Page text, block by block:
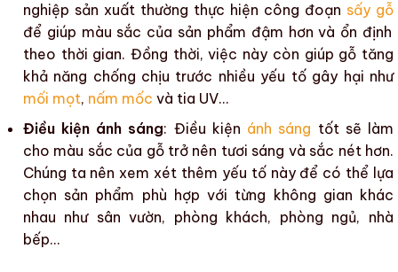
nghiệp sản xuất thường thực hiện công đoạn sấy gỗ
để giúp màu sắc của sản phẩm đậm hơn và ổn định
theo thời gian. Đồng thời, việc này còn giúp gỗ tăng
khả năng chống chịu trước nhiều yếu tố gây hại như
mối mọt, nấm mốc và tia UV…
Điều kiện ánh sáng: Điều kiện ánh sáng tốt sẽ làm
cho màu sắc của gỗtrở nên tươi sáng và sắc nét hơn.
Chúng ta nên xem xét thêm yếu tố này để có thể lựa
chọn sản phẩm phù hợp với từng không gian khác
nhau như sân vườn, phòng khách, phòng ngủ, nhà
bếp…